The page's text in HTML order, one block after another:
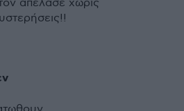
απέλασε χωρίς